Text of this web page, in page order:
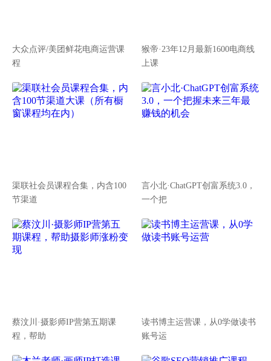
大众点评/美团鲜花电商运营课
程
猴帝·23年12月最新1600电商线
上课
渠联社会员课程合集，内含100
节渠道
言小北·ChatGPT创富系统3.0，
一个把
蔡汶川·摄影师IP营第五期课
程，帮助
读书博主运营课，从0学做读书
账号运